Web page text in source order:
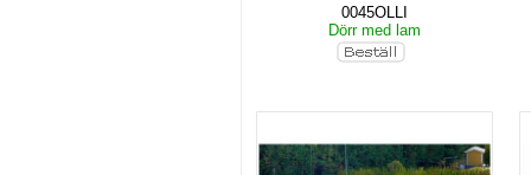
0045OLLI
Dörr med lam